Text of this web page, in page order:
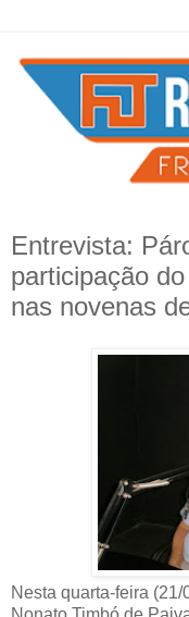
Entrevista:
participação
nas novenas
Nesta quarta-feira